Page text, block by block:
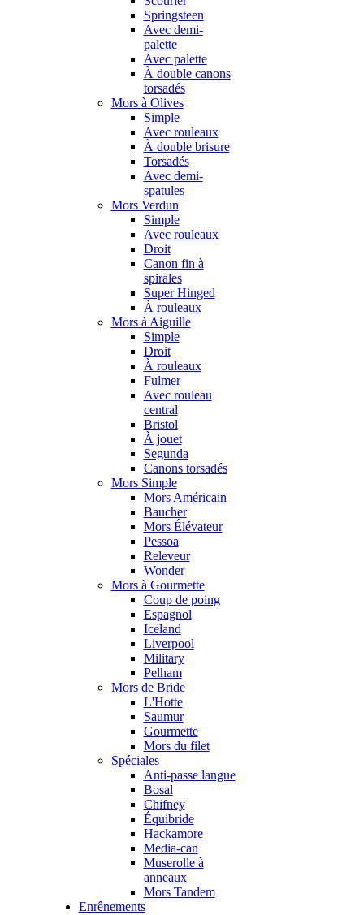
Springsteen
Avec demi-
palette
Avec palette
À double canons
torsadés
Mors à Olives
Simple
Avec rouleaux
À double brisure
Torsadés
Avec demi-
spatules
Mors Verdun
Simple
Avec rouleaux
Droit
Canon fin à
spirales
Super Hinged
À rouleaux
Mors à Aiguille
Simple
Droit
À rouleaux
Fulmer
Avec rouleau
central
Bristol
À jouet
Segunda
Canons torsadés
Mors Simple
Mors Américain
Baucher
Mors Élévateur
Pessoa
Releveur
Wonder
Mors à Gourmette
Coup de poing
Espagnol
Iceland
Liverpool
Military
Pelham
Mors de Bride
L'Hotte
Saumur
Gourmette
Mors du filet
Spéciales
Anti-passe langue
Bosal
Chifney
Équibride
Hackamore
Media-can
Muserolle à
anneaux
Mors Tandem
Enrênements